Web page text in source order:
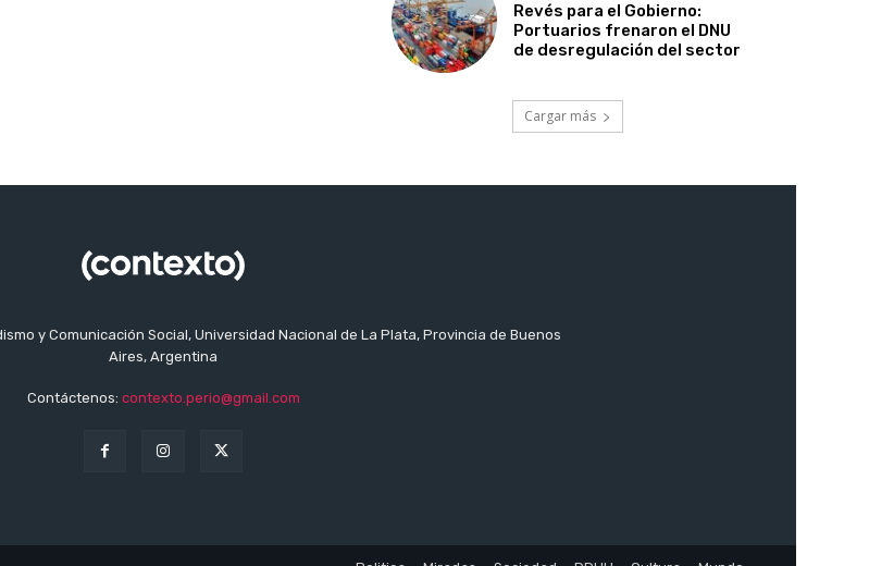
Revés para el Gobierno:
Portuarios frenaron el DNU
de desregulación del sector
Cargar más
y Comunicación Social, Universidad Nacional de La Plata, Provincia de Buenos
Aires, Argentina
Contáctenos: contexto.perio@gmail.com